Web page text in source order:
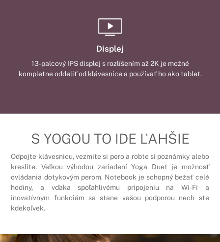
Displej
13-palcový IPS displej s rozlíšením až 2K je možné
kompletne oddeliť od klávesnice a používať ho ako tablet.
S YOGOU TO IDE ĽAHŠIE
Odpojte klávesnicu, vezmite si pero a robte si poznámky alebo
kreslite. Veľkou výhodou zariadení Yoga Duet je možnosť
ovládania dotykovým perom. Notebook je schopný bežať celé
hodiny, a vďaka spoľahlivému pripojeniu na Wi-Fi a
inovatívnym funkciám sa stane vašou podporou nech ste
kdekoľvek.